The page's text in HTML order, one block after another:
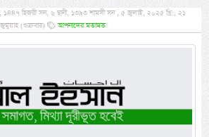
হিজরী সন, ৬ ছানী, ১৩৯৩ শামসী সন , ৫ জুলাই, ২০২৫ খ্রি:, ২১
(শুক্রবার)
আপনাদের মতামত